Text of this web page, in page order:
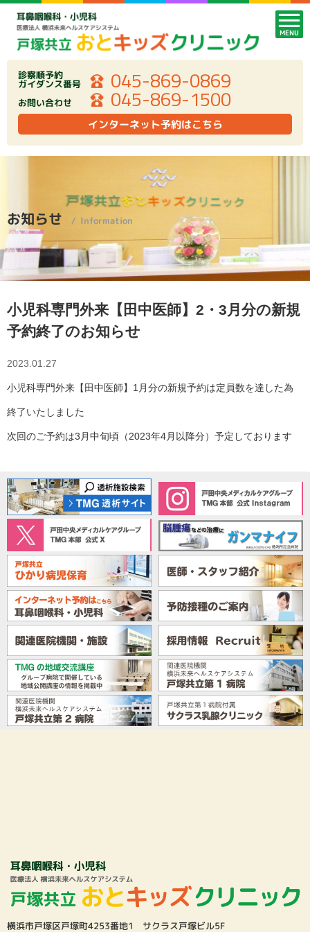
診察順予約
ガイダンス番号 045-869-0869
お問い合わせ 045-869-1500
インターネット予約はこちら
MENU
お知らせ Information
小児科専門外来【田中医師】2・3月分の新規
予約終了のお知らせ
2023.01.27
小児科専門外来【田中医師】1月分の新規予約は定員数を達した為
終了いたしました
次回のご予約は3月中旬頃（2023年4月以降分）予定しております
横浜市戸塚区戸塚町4253番地1 サクラス戸塚ビル5F